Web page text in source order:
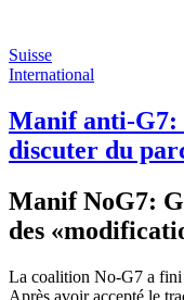
Suisse
International
Manif anti-G7:
discuter du
Manif NoG7:
des
La coalition No-G7 a fini
Après avoir accepté le